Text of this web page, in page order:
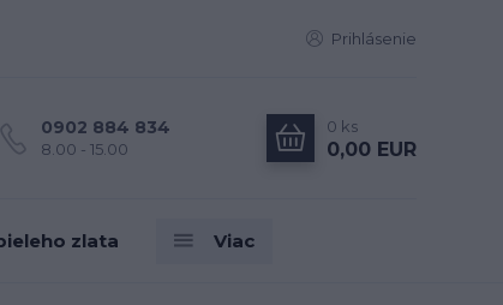
Prihlásenie
0902 884 834
8.00 - 15.00
0 ks
0,00 EUR
zlata Viac